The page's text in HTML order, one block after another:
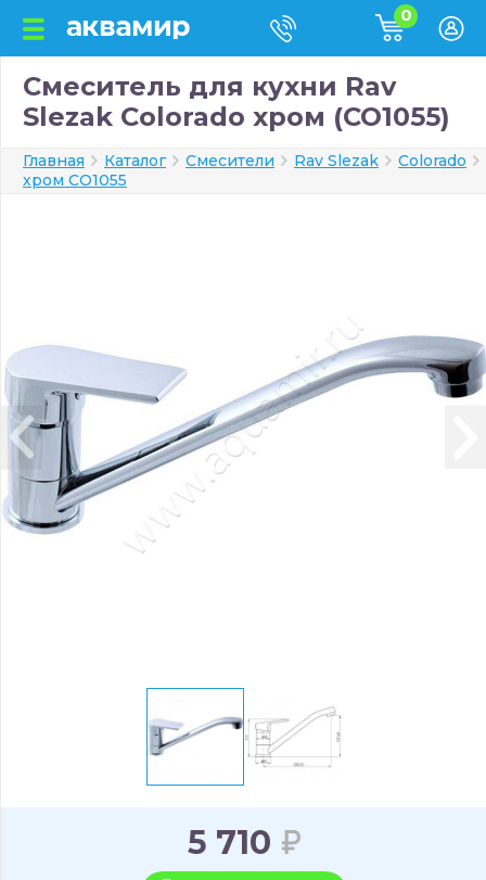
0
Смеситель для кухни Rav
Slezak Colorado хром (CO1055)
Главная Каталог Смесители Rav Slezak
Colorado
хром CO1055
5 710